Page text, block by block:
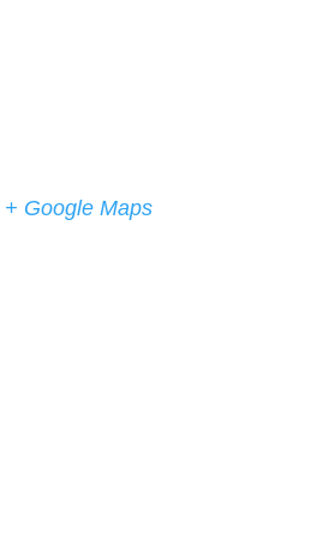
+ Google Maps